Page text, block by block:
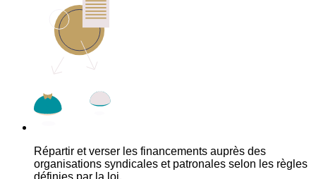
Répartir et verser les financements auprès des
organisations syndicales et patronales selon les règles
définies par la loi.